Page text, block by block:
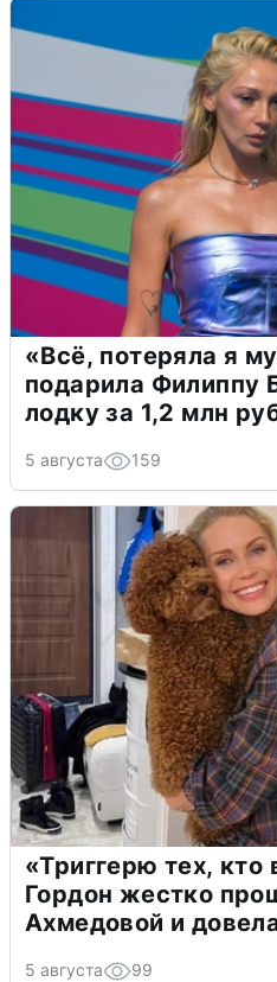
«Всё, потеряла я
подарила Филиппу
лодку за 1,2 млн
5 августа 159
«Триггерю тех, кто
Гордон жестко
Ахмедовой и
5 августа 99